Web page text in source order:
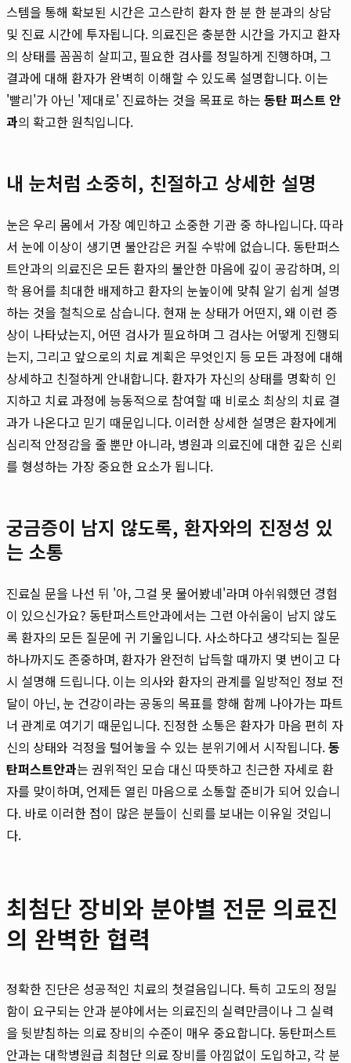
스템을 통해 확보된 시간은 고스란히 환자 한 분 한 분과의 상담
및 진료 시간에 투자됩니다. 의료진은 충분한 시간을 가지고 환자
의 상태를 꼼꼼히 살피고, 필요한 검사를 정밀하게 진행하며, 그
결과에 대해 환자가 완벽히 이해할 수 있도록 설명합니다. 이는
'빨리'가 아닌 '제대로' 진료하는 것을 목표로 하는 동탄 퍼스트 안
과의 확고한 원칙입니다.
내 눈처럼 소중히, 친절하고 상세한 설명
눈은 우리 몸에서 가장 예민하고 소중한 기관 중 하나입니다. 따라
서 눈에 이상이 생기면 불안감은 커질 수밖에 없습니다. 동탄퍼스
트안과의 의료진은 모든 환자의 불안한 마음에 깊이 공감하며, 의
학 용어를 최대한 배제하고 환자의 눈높이에 맞춰 알기 쉽게 설명
하는 것을 철칙으로 삼습니다. 현재 눈 상태가 어떤지, 왜 이런 증
상이 나타났는지, 어떤 검사가 필요하며 그 검사는 어떻게 진행되
는지, 그리고 앞으로의 치료 계획은 무엇인지 등 모든 과정에 대해
상세하고 친절하게 안내합니다. 환자가 자신의 상태를 명확히 인
지하고 치료 과정에 능동적으로 참여할 때 비로소 최상의 치료 결
과가 나온다고 믿기 때문입니다. 이러한 상세한 설명은 환자에게
심리적 안정감을 줄 뿐만 아니라, 병원과 의료진에 대한 깊은 신뢰
를 형성하는 가장 중요한 요소가 됩니다.
궁금증이 남지 않도록, 환자와의 진정성 있
는 소통
진료실 문을 나선 뒤 '아, 그걸 못 물어봤네'라며 아쉬워했던 경험
이 있으신가요? 동탄퍼스트안과에서는 그런 아쉬움이 남지 않도
록 환자의 모든 질문에 귀 기울입니다. 사소하다고 생각되는 질문
하나까지도 존중하며, 환자가 완전히 납득할 때까지 몇 번이고 다
시 설명해 드립니다. 이는 의사와 환자의 관계를 일방적인 정보 전
달이 아닌, 눈 건강이라는 공동의 목표를 향해 함께 나아가는 파트
너 관계로 여기기 때문입니다. 진정한 소통은 환자가 마음 편히 자
신의 상태와 걱정을 털어놓을 수 있는 분위기에서 시작됩니다.동
탄퍼스트안과는 권위적인 모습 대신 따뜻하고 친근한 자세로 환
자를 맞이하며, 언제든 열린 마음으로 소통할 준비가 되어 있습니
다. 바로 이러한 점이 많은 분들이 신뢰를 보내는 이유일 것입니
다.
최첨단 장비와 분야별 전문 의료진
의 완벽한 협력
정확한 진단은 성공적인 치료의 첫걸음입니다. 특히 고도의 정밀
함이 요구되는 안과 분야에서는 의료진의 실력만큼이나 그 실력
을 뒷받침하는 의료 장비의 수준이 매우 중요합니다. 동탄퍼스트
안과는 대학병원급 최첨단 의료 장비를 아낌없이 도입하고, 각 분